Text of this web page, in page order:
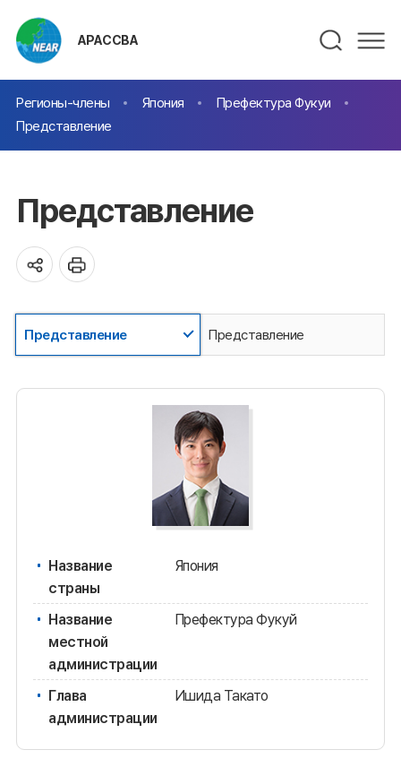
АРАССВА
Регионы-члены Япония
Префектура Фукуи
Представление
Представление
Представление Представление
Название
страны
Япония
Название
местной
администрации
Префектура Фукуй
Глава
администрации
Ишида Такато